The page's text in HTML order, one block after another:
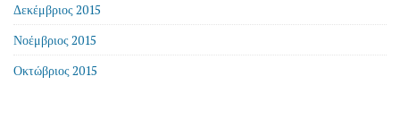
Δεκέμβριος 2015
Νοέμβριος 2015
Οκτώβριος 2015